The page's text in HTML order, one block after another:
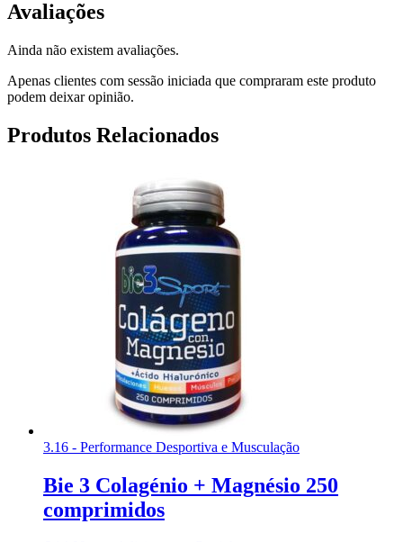
Avaliações
Ainda não existem avaliações.
Apenas clientes com sessão iniciada que compraram este produto
podem deixar opinião.
Produtos Relacionados
3.16 - Performance Desportiva e Musculação
Bie 3 Colagénio + Magnésio 250
comprimidos